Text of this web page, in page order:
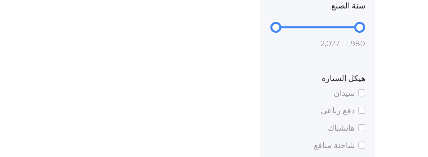
سنة الصنع
1,980 - 2,027
هيكل السيارة
سيدان
دفع رباعي
هاتشباك
شاحنة منافع